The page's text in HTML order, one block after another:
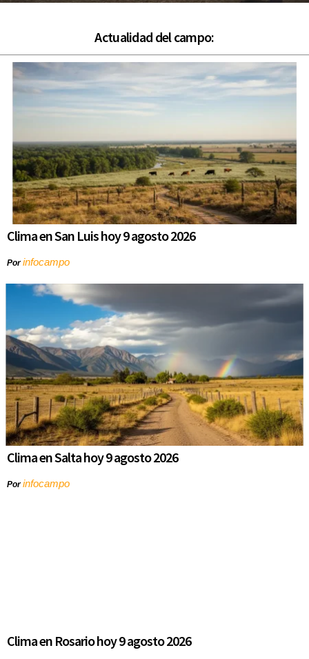
Actualidad del campo:
Clima en San Luis hoy 9 agosto 2026
Porinfocampo
Clima en Salta hoy 9 agosto 2026
Porinfocampo
Clima en Rosario hoy 9 agosto 2026